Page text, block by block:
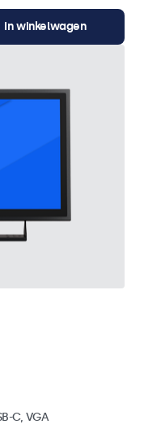
In winkelwagen
C, VGA